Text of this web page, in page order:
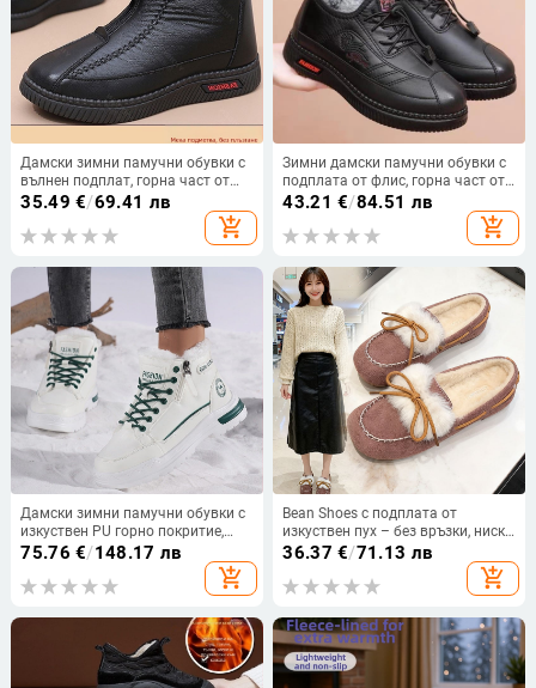
Дамски зимни памучни обувки с
вълнен подплат, горна част от
супер влакна, предна ципа,
35.49 €/69.41 лв
add_shopping_cart
Зимни дамски памучни обувки с
подплата от флис, горна част от
изкуствен PU, еластично
затваряне, гумена подметка
43.21 €/84.51 лв
add_shopping_cart
Дамски зимни памучни обувки с
изкуствен PU горно покритие,
кръгъл нос, нисък ток 1–3 см
75.76 €/148.17 лв
add_shopping_cart
Bean Shoes с подплата от
изкуствен пух – без връзки, ниско
горнище, гумена подметка
36.37 €/71.13 лв
add_shopping_cart